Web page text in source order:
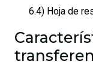
6.4) Hoja de